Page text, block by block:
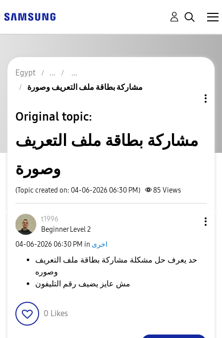
Egypt
مشاركة بطاقة ملف التعريف وصورة
Original topic:
مشاركة بطاقة ملف التعريف
وصورة
(Topic created on: 04-06-2026 06:30 PM) 85 Views
t1996
Beginner Level 2
‎04-06-2026 06:30 PM in اخرى
حد يعرف حل مشكلة مشاركة بطاقة ملف التعريف
وصوره
0 Likes